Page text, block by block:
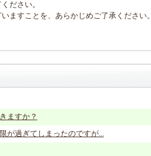
ださい。
ますことを、あらかじめご了承ください。
ますか？
が過ぎてしまったのですが...